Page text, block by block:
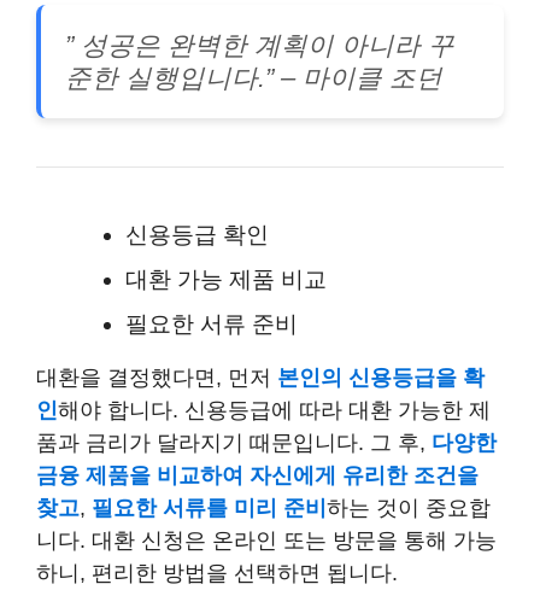
” 성공은 완벽한 계획이 아니라 꾸
준한 실행입니다.” – 마이클 조던
신용등급 확인
대환 가능 제품 비교
필요한 서류 준비
대환을 결정했다면, 먼저 본인의 신용등급을 확
인해야 합니다. 신용등급에 따라 대환 가능한 제
품과 금리가 달라지기 때문입니다. 그 후, 다양한
금융 제품을 비교하여 자신에게 유리한 조건을
찾고, 필요한 서류를 미리 준비 하는 것이 중요합
니다. 대환 신청은 온라인 또는 방문을 통해 가능
하니, 편리한 방법을 선택하면 됩니다.